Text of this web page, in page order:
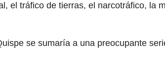
el tráfico de tierras, el narcotráfico, la
se sumaría a una preocupante